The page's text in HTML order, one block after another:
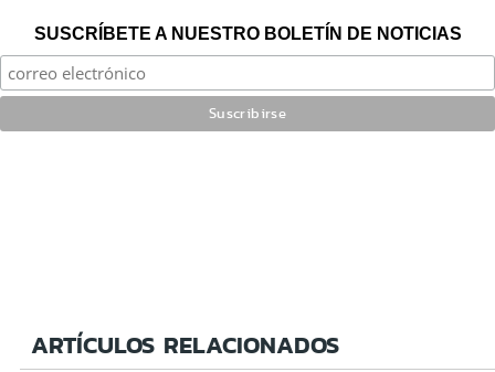
SUSCRÍBETE A NUESTRO BOLETÍN DE NOTICIAS
ARTÍCULOS RELACIONADOS